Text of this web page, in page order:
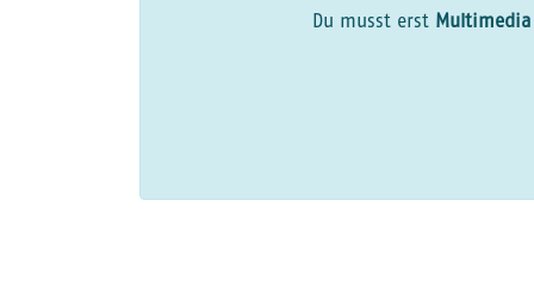
Du musst erst Multimedia